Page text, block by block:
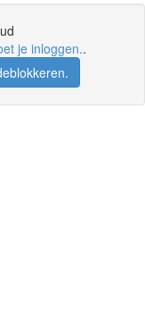
je inloggen..